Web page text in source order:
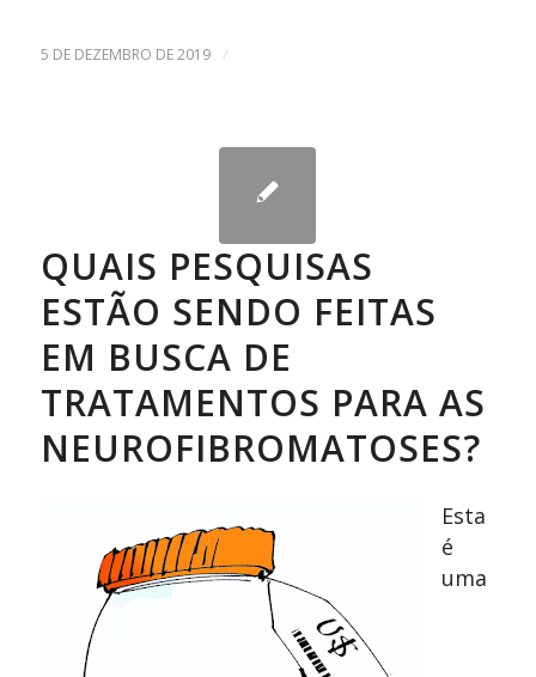
5 DE DEZEMBRO DE 2019 /
QUAIS PESQUISAS
ESTÃO SENDO FEITAS
EM BUSCA DE
TRATAMENTOS PARA AS
NEUROFIBROMATOSES?
Esta
é
uma